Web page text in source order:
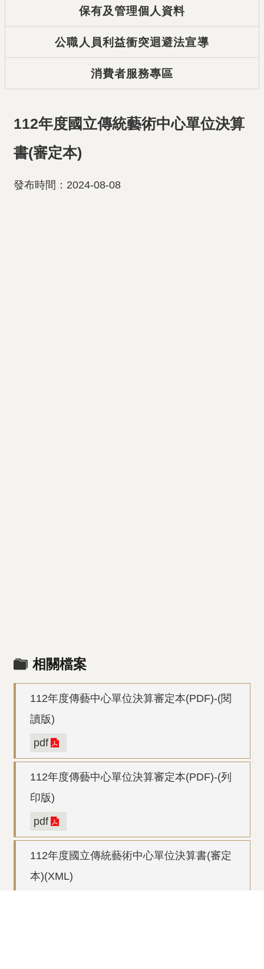
保有及管理個人資料
公職人員利益衝突迴避法宣導
消費者服務專區
112年度國立傳統藝術中心單位決算
書(審定本)
發布時間：2024-08-08
相關檔案
112年度傳藝中心單位決算審定本(PDF)-(閱
讀版)
pdf
112年度傳藝中心單位決算審定本(PDF)-(列
印版)
pdf
112年度國立傳統藝術中心單位決算書(審定
本)(XML)